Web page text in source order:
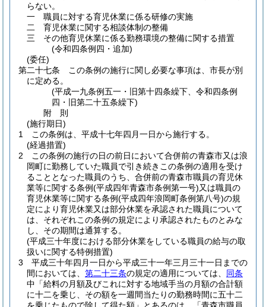
らない。
一
職員に対する育児休業に係る研修の実施
二
育児休業に関する相談体制の整備
三
その他育児休業に係る勤務環境の整備に関する措置
(令和四条例四・追加)
(委任)
第二十七条
この条例の施行に関し必要な事項は、市長が別
に定める。
(平成一九条例五一・旧第十四条繰下、令和四条例
四・旧第二十五条繰下)
附 則
(施行期日)
1
この条例は、平成十七年四月一日から施行する。
(経過措置)
2
この条例の施行の日の前日において合併前の青森市又は浪
岡町に勤務していた職員で引き続きこの条例の適用を受け
ることとなった職員のうち、合併前の青森市職員の育児休
業等に関する条例(平成四年青森市条例第一号)又は職員の
育児休業等に関する条例(平成四年浪岡町条例第八号)の規
定により育児休業又は部分休業を承認された職員について
は、それぞれこの条例の規定により承認されたものとみな
し、その期間は通算する。
(平成三十年度における部分休業をしている職員の給与の取
扱いに関する特例措置)
3
平成三十年四月一日から平成三十一年三月三十一日までの
間においては、 第二十三条の規定の適用については、 同条
中「給料の月額及びこれに対する地域手当の月額の合計額
に十二を乗じ、その額を一週間当たりの勤務時間に五十二